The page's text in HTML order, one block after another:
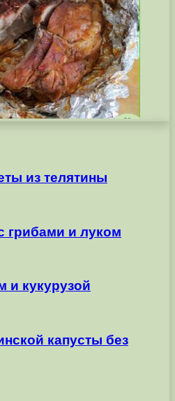
из телятины
грибами и луком
и кукурузой
капусты без